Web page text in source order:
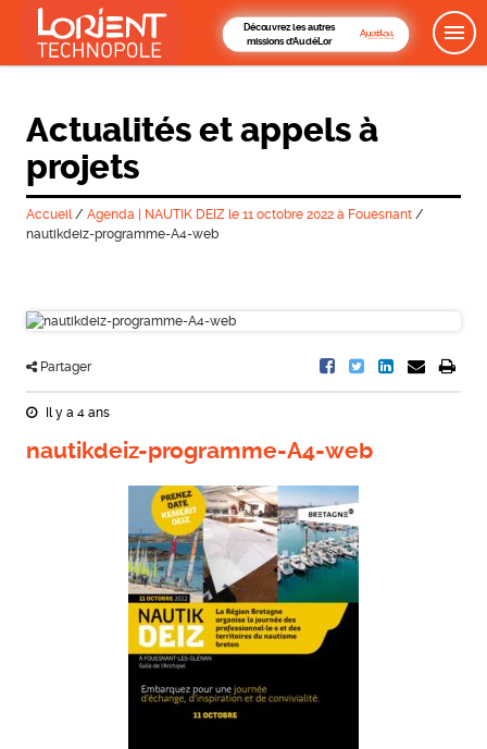
Découvrez les autres
missions d'AudéLor
Actualités et appels à
projets
Accueil/ Agenda | NAUTIK DEIZ le 11 octobre 2022 à Fouesnant/
nautikdeiz-programme-A4-web
Partager
Il y a 4 ans
nautikdeiz-programme-A4-web